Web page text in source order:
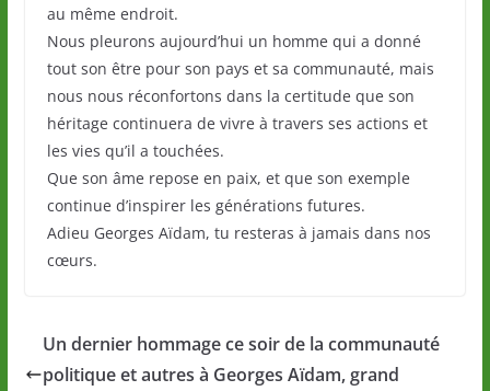
au même endroit.
Nous pleurons aujourd’hui un homme qui a donné
tout son être pour son pays et sa communauté, mais
nous nous réconfortons dans la certitude que son
héritage continuera de vivre à travers ses actions et
les vies qu’il a touchées.
Que son âme repose en paix, et que son exemple
continue d’inspirer les générations futures.
Adieu Georges Aïdam, tu resteras à jamais dans nos
cœurs.
Un dernier hommage ce soir de la communauté
politique et autres à Georges Aïdam, grand